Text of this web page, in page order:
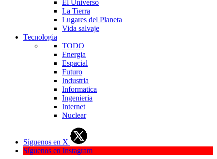
El Universo
La Tierra
Lugares del Planeta
Vida salvaje
Tecnologia
TODO
Energia
Espacial
Futuro
Industria
Informatica
Ingenieria
Internet
Nuclear
Síguenos en X
Síguenos en Instagram